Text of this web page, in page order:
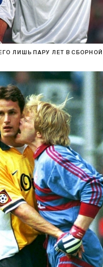
ЛИШЬ ПАРУ ЛЕТ В СБОРНОЙ.